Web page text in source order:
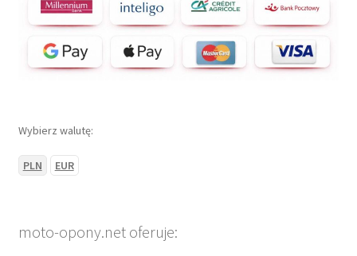
Wybierz walutę:
PLN EUR
moto-opony.net oferuje: